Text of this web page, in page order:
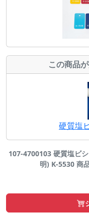
この商品
硬質塩
107-4700103 硬質塩ビ
明) K-5530 商